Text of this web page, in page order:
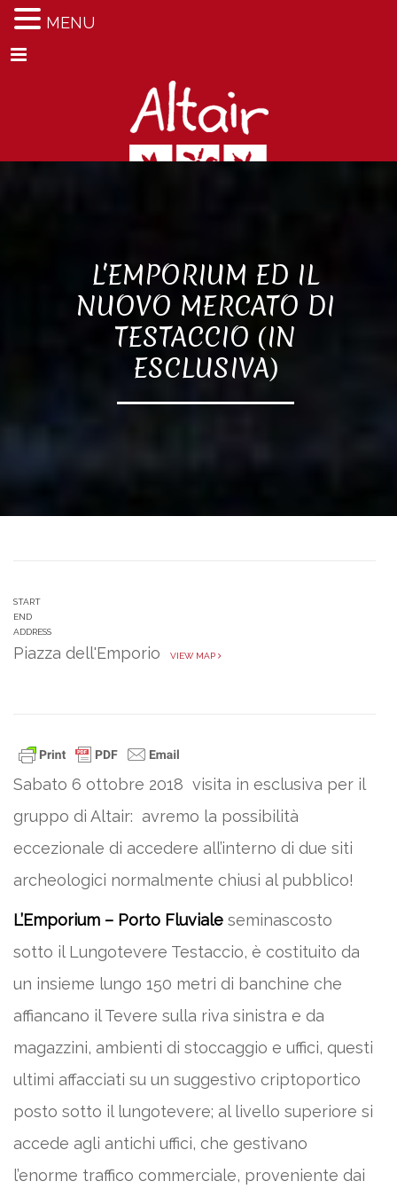
Menu
L'EMPORIUM ED IL
NUOVO MERCATO DI
TESTACCIO (IN
ESCLUSIVA)
START
END
ADDRESS
Piazza dell'Emporio VIEW MAP
Sabato 6 ottobre 2018 visita in esclusiva per il
gruppo di Altair: avremo la possibilità
eccezionale di accedere all’interno di due siti
archeologici normalmente chiusi al pubblico!
L’Emporium – Porto Fluviale seminascosto
sotto il Lungotevere Testaccio, è costituito da
un insieme lungo 150 metri di banchine che
affiancano il Tevere sulla riva sinistra e da
magazzini, ambienti di stoccaggio e uffici, questi
ultimi affacciati su un suggestivo criptoportico
posto sotto il lungotevere; al livello superiore si
accede agli antichi uffici, che gestivano
l’enorme traffico commerciale, proveniente dai
MENU